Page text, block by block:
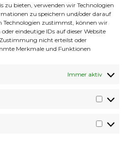
zu bieten, verwenden wir Technologien
zu speichern und/oder darauf
Technologien zustimmst, können wir
eindeutige IDs auf dieser Website
nicht erteilst oder
Merkmale und Funktionen
Immer aktiv
Job macht mir
mehr. Er ödet